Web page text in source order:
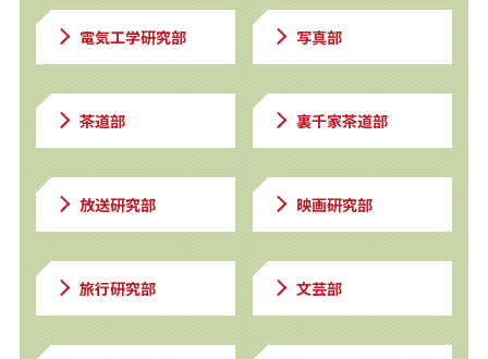
電気工学研究部 写真部
茶道部 裏千家茶道部
放送研究部 映画研究部
旅行研究部 文芸部